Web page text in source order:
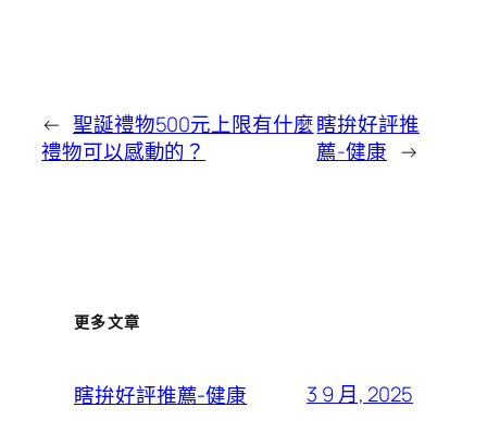
← 聖誕禮物500元上限有什麼
禮物可以感動的？
瞎拚好評推
薦-健康 →
更多文章
瞎拚好評推薦-健康 3 9 月, 2025